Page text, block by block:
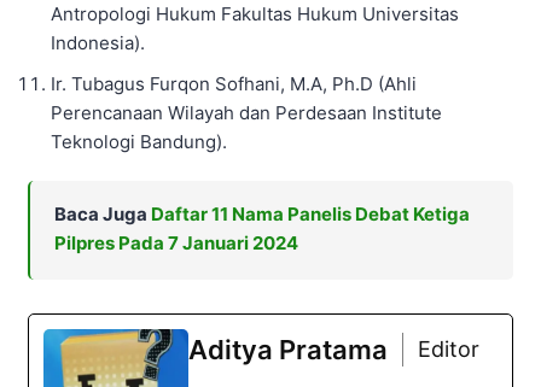
Antropologi Hukum Fakultas Hukum Universitas
Indonesia).
Ir. Tubagus Furqon Sofhani, M.A, Ph.D (Ahli
Perencanaan Wilayah dan Perdesaan Institute
Teknologi Bandung).
Baca Juga Daftar 11 Nama Panelis Debat Ketiga
Pilpres Pada 7 Januari 2024
Aditya Pratama Editor